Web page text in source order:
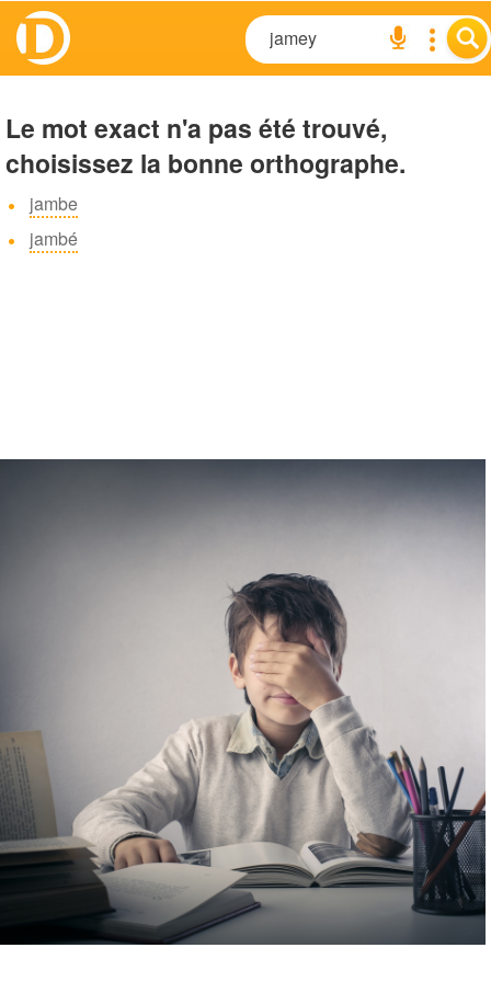
Le mot exact n'a pas été trouvé,
choisissez la bonne orthographe.
jambe
jambé